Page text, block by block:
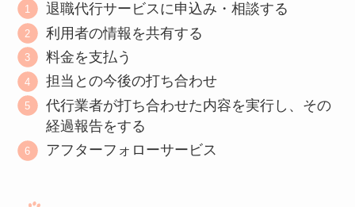
退職代行サービスに申込み・相談する
利用者の情報を共有する
料金を支払う
担当との今後の打ち合わせ
代行業者が打ち合わせた内容を実行し、その
経過報告をする
アフターフォローサービス